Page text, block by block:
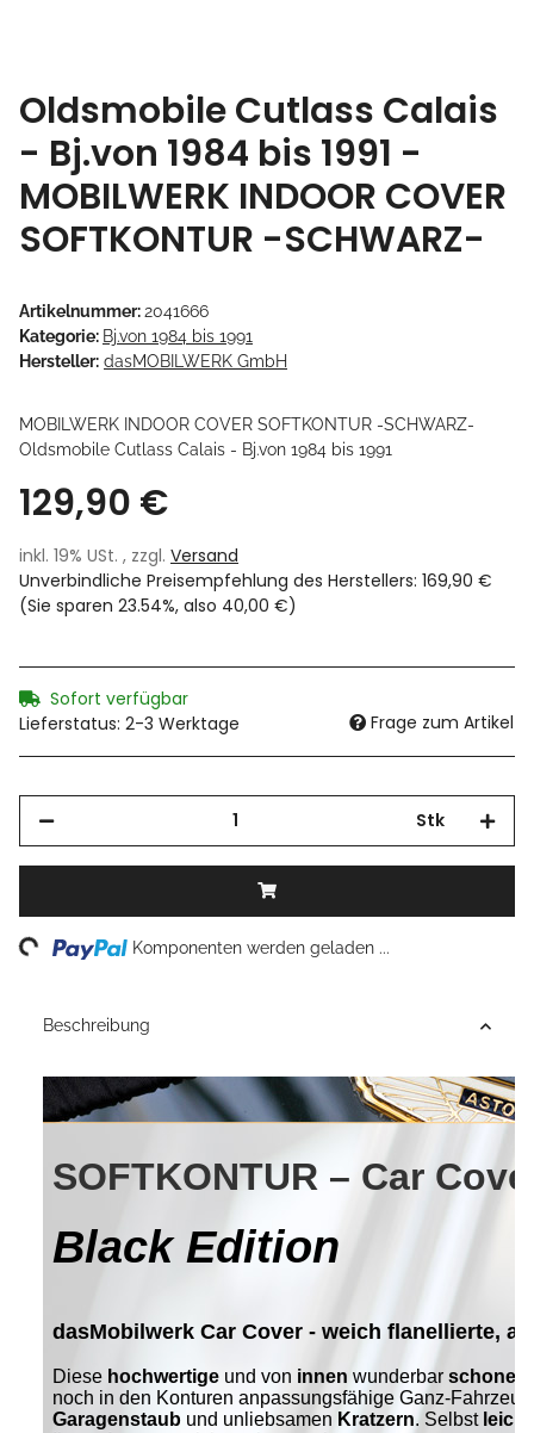
Oldsmobile Cutlass Calais
- Bj.von 1984 bis 1991 -
MOBILWERK INDOOR COVER
SOFTKONTUR -SCHWARZ-
Artikelnummer:2041666
Kategorie: Bj.von 1984 bis 1991
Hersteller: dasMOBILWERK GmbH
MOBILWERK INDOOR COVER SOFTKONTUR -SCHWARZ-
Oldsmobile Cutlass Calais - Bj.von 1984 bis 1991
129,90 €
inkl. 19% USt. , zzgl. Versand
Unverbindliche Preisempfehlung des Herstellers: 169,90 €
(Sie sparen 23.54%, also 40,00 €)
Sofort verfügbar
Lieferstatus: 2-3 Werktage
Frage zum Artikel
Stk
Loading... Komponenten werden geladen ...
Beschreibung